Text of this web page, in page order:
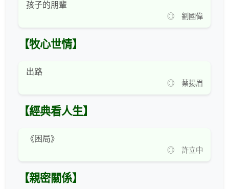
孩子的朋輩
◎ 劉國偉
【牧心世情】
出路
◎ 蔡揚眉
【經典看人生】
《困局》
◎ 許立中
【親密關係】